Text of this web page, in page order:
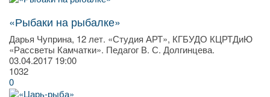
«Рыбаки на рыбалке»
Дарья Чуприна, 12 лет. «Студия АРТ», КГБУДО КЦРТДиЮ
«Рассветы Камчатки». Педагог В. С. Долгинцева.
03.04.2017 19:00
1032
0